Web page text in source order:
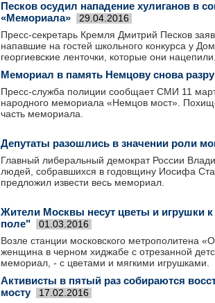
Песков осудил нападение хулиганов в
«Мемориала»
29.04.2016
Пресс-секретарь Кремля Дмитрий Песков
напавшие на гостей школьного конкурса у
георгиевские ленточки, которые они нацепили.
Мемориал в память Немцову снова
Пресс-служба полиции сообщает СМИ 11
народного мемориала «Немцов мост».
часть мемориала.
Депутаты разошлись в значении роли
Главный либеральный демократ России
людей, собравшихся в годовщину Иосифа
предложил извести весь мемориал.
Жители Москвы несут цветы и игрушки
поле"
01.03.2016
Возле станции московского метрополитена
женщина в черном хиджабе с отрезанной
мемориал, - с цветами и мягкими игрушками.
Активисты в пятый раз собираются
мосту
17.02.2016